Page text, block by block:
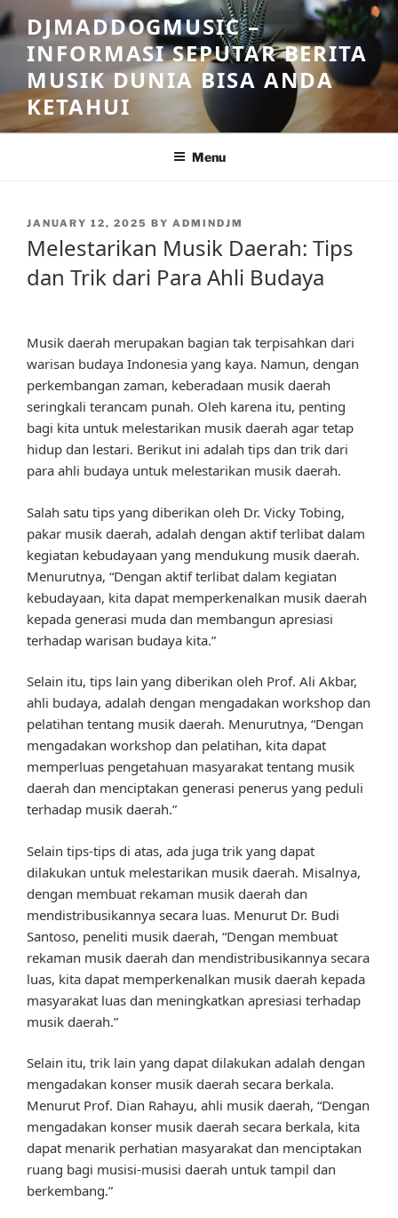
Skip
to
content
DJMADDOGMUSIC –
INFORMASI SEPUTAR BERITA
MUSIK DUNIA BISA ANDA
KETAHUI
Menu
POSTED
JANUARY 12, 2025 BY ADMINDJM
Melestarikan Musik Daerah: Tips
dan Trik dari Para Ahli Budaya
Musik daerah merupakan bagian tak terpisahkan dari
warisan budaya Indonesia yang kaya. Namun, dengan
perkembangan zaman, keberadaan musik daerah
seringkali terancam punah. Oleh karena itu, penting
bagi kita untuk melestarikan musik daerah agar tetap
hidup dan lestari. Berikut ini adalah tips dan trik dari
para ahli budaya untuk melestarikan musik daerah.
Salah satu tips yang diberikan oleh Dr. Vicky Tobing,
pakar musik daerah, adalah dengan aktif terlibat dalam
kegiatan kebudayaan yang mendukung musik daerah.
Menurutnya, “Dengan aktif terlibat dalam kegiatan
kebudayaan, kita dapat memperkenalkan musik daerah
kepada generasi muda dan membangun apresiasi
terhadap warisan budaya kita.”
Selain itu, tips lain yang diberikan oleh Prof. Ali Akbar,
ahli budaya, adalah dengan mengadakan workshop dan
pelatihan tentang musik daerah. Menurutnya, “Dengan
mengadakan workshop dan pelatihan, kita dapat
memperluas pengetahuan masyarakat tentang musik
daerah dan menciptakan generasi penerus yang peduli
terhadap musik daerah.”
Selain tips-tips di atas, ada juga trik yang dapat
dilakukan untuk melestarikan musik daerah. Misalnya,
dengan membuat rekaman musik daerah dan
mendistribusikannya secara luas. Menurut Dr. Budi
Santoso, peneliti musik daerah, “Dengan membuat
rekaman musik daerah dan mendistribusikannya secara
luas, kita dapat memperkenalkan musik daerah kepada
masyarakat luas dan meningkatkan apresiasi terhadap
musik daerah.”
Selain itu, trik lain yang dapat dilakukan adalah dengan
mengadakan konser musik daerah secara berkala.
Menurut Prof. Dian Rahayu, ahli musik daerah, “Dengan
mengadakan konser musik daerah secara berkala, kita
dapat menarik perhatian masyarakat dan menciptakan
ruang bagi musisi-musisi daerah untuk tampil dan
berkembang.”